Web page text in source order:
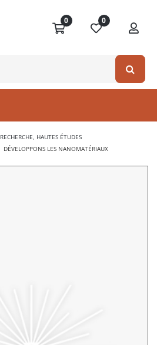
0 0
RECHERCHE, HAUTES ÉTUDES
DÉVELOPPONS LES NANOMATÉRIAUX